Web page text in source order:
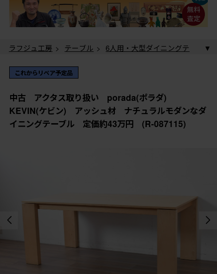
ラフジュ工房 > テーブル >
6人用・大型ダイニングテ
KEVIN(ケビン) アッシュ材 ナチュラルモダンなダイ
ニングテーブル 定価約43万円 (R-087115)
これからリペア予定品
中古 アクタス取り扱い porada(ポラダ)
KEVIN(ケビン) アッシュ材 ナチュラルモダンなダ
イニングテーブル 定価約43万円 (R-087115)